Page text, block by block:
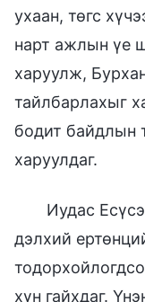
ухаан, төгс
нарт ажлын үе
харуулж,
тайлбарлахыг
бодит байдлын
харуулдаг.
Иудас
дэлхий
хүн гайхдаг.